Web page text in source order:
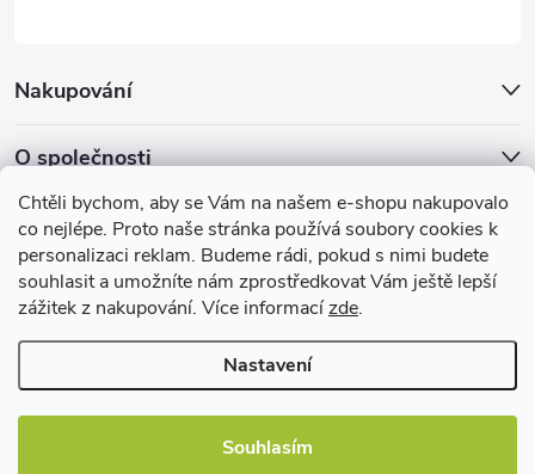
Chtěli bychom, aby se Vám na našem e-shopu nakupovalo
co nejlépe. Proto naše stránka používá soubory cookies k
personalizaci reklam. Budeme rádi, pokud s nimi budete
souhlasit a umožníte nám zprostředkovat Vám ještě lepší
zážitek z nakupování. Více informacízde.
Nastavení
Souhlasím
Nakupování
O společnosti
Facebook
Užitečné informace